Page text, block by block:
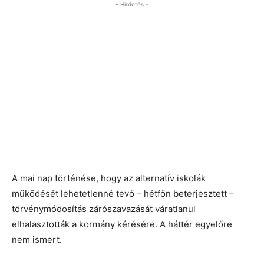
- Hirdetés -
A mai nap történése, hogy az alternatív iskolák
működését lehetetlenné tevő – hétfőn beterjesztett –
törvénymódosítás zárószavazását váratlanul
elhalasztották a kormány kérésére. A háttér egyelőre
nem ismert.